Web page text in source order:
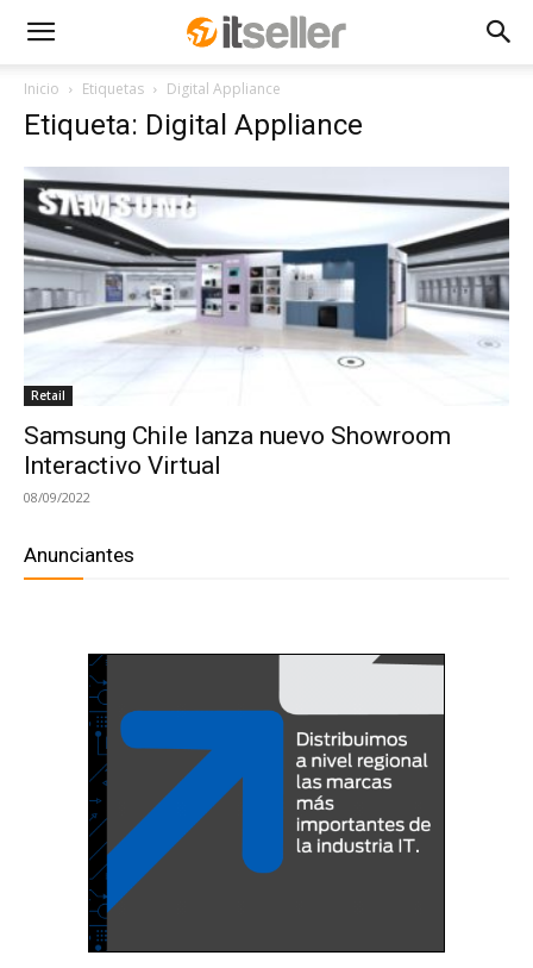
Inicio Etiquetas Digital Appliance
Etiqueta: Digital Appliance
Retail
Samsung Chile lanza nuevo Showroom
Interactivo Virtual
08/09/2022
Anunciantes